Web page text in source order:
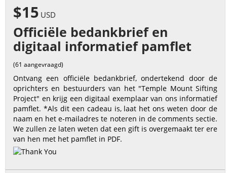
$15 USD
Officiële bedankbrief en
digitaal informatief pamflet
(61 aangevraagd)
Ontvang een officiële bedankbrief, ondertekend door de
oprichters en bestuurders van het "Temple Mount Sifting
Project" en krijg een digitaal exemplaar van ons informatief
pamflet. *Als dit een cadeau is, laat het ons weten door de
naam en het e-mailadres te noteren in de comments sectie.
We zullen ze laten weten dat een gift is overgemaakt ter ere
van hen met het pamflet in PDF.